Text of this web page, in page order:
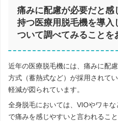
痛みに配慮が必要だと感
持つ医療用脱毛機を導入
ついて調べてみることを
近年の医療脱毛機には、痛みに配
方式（蓄熱式など）が採用されて
軽減が図られています。
全身脱毛においては、VIOやワキ
で痛みを感じやすいと言われること